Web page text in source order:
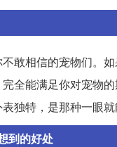
敢相信的宠物们。
全能满足你对宠
独特，是那种一眼就
到的好处